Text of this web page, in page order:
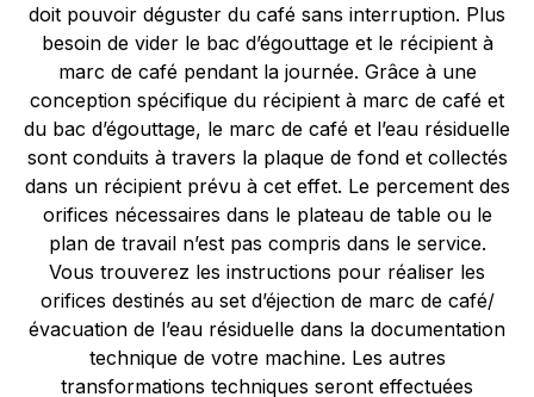
doit pouvoir déguster du café sans interruption. Plus
besoin de vider le bac d’égouttage et le récipient à
marc de café pendant la journée. Grâce à une
conception spécifique du récipient à marc de café et
du bac d’égouttage, le marc de café et l’eau résiduelle
sont conduits à travers la plaque de fond et collectés
dans un récipient prévu à cet effet. Le percement des
orifices nécessaires dans le plateau de table ou le
plan de travail n’est pas compris dans le service.
Vous trouverez les instructions pour réaliser les
orifices destinés au set d’éjection de marc de café/
évacuation de l’eau résiduelle dans la documentation
technique de votre machine. Les autres
transformations techniques seront effectuées